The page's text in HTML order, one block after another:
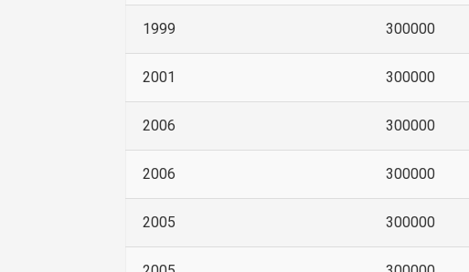
1999 300000
2001 300000
2006 300000
2006 300000
2005 300000